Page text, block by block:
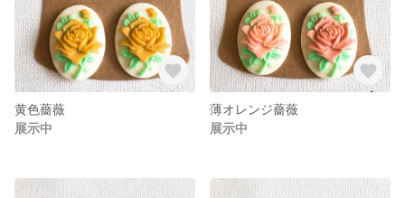
黄色薔薇
展示中
薄オレンジ薔薇
展示中